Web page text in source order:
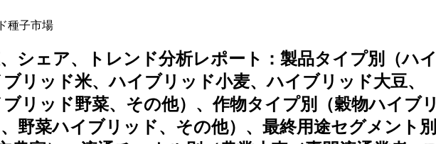
種子市場
シェア、トレンド分析レポート：製品タイプ別（ハイ
リッド米、ハイブリッド小麦、ハイブリッド大豆、
リッド野菜、その他）、作物タイプ別（穀物ハイブリ
野菜ハイブリッド、その他）、最終用途セグメント別